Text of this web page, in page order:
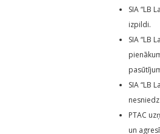
SIA “LB
izpildi.
SIA “LB
SIA “LB
PTAC
un